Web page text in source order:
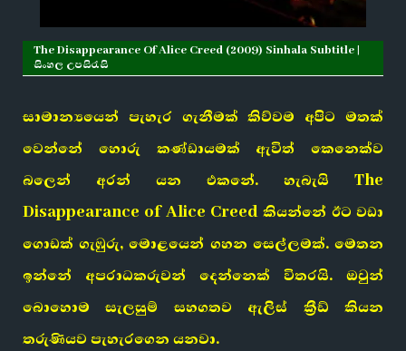
The Disappearance Of Alice Creed (2009) Sinhala Subtitle |
සිංහල උපසිරැසි
සාමාන්‍යයෙන් පැහැර ගැනීමක් කිව්වම අපිට මතක්
වෙන්නේ හොරු කණ්ඩායමක් ඇවිත් කෙනෙක්ව
බලෙන් අරන් යන එකනේ. හැබැයි The
Disappearance of Alice Creed කියන්නේ ඊට වඩා
ගොඩක් ගැඹුරු, මොළයෙන් ගහන සෙල්ලමක්. මෙතන
ඉන්නේ අපරාධකරුවන් දෙන්නෙක් විතරයි. ඔවුන්
බොහොම සැලසුම් සහගතව ඇලිස් ක්‍රීඩ් කියන
තරුණියව පැහැරගෙන යනවා.